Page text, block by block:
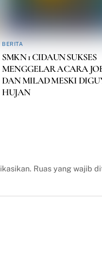
BERITA
SMKN 1 CIDAUN SUKSES
MENGGELAR ACARA
DAN MILAD MESKI
HUJAN
Ruas yang wajib